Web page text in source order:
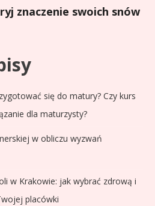
znaczenie swoich snów
się do matury? Czy kurs
dla maturzysty?
w obliczu wyzwań
w Krakowie: jak wybrać zdrową i
placówki